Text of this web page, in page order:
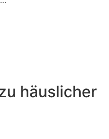
häuslicher